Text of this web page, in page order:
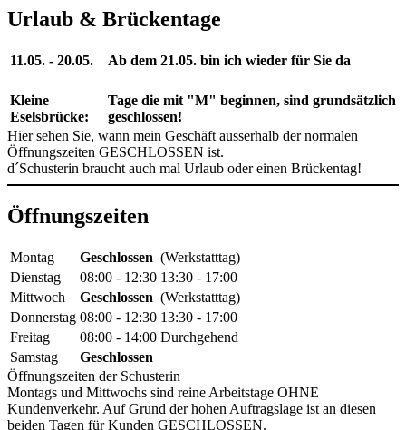
Urlaub & Brückentage
11.05. - 20.05. Ab dem 21.05. bin ich wieder für Sie da
Kleine
Eselsbrücke:
Tage die mit "M" beginnen, sind grundsätzlich
geschlossen!
Hier sehen Sie, wann mein Geschäft ausserhalb der normalen
Öffnungszeiten GESCHLOSSEN ist.
d´Schusterin braucht auch mal Urlaub oder einen Brückentag!
Öffnungszeiten
Montag Geschlossen (Werkstatttag)
Dienstag
08:00 - 12:30 13:30 - 17:00
Mittwoch
Geschlossen (Werkstatttag)
Donnerstag 08:00 - 12:30 13:30 - 17:00
Freitag
08:00 - 14:00 Durchgehend
Samstag
Geschlossen
Öffnungszeiten der Schusterin
Montags und Mittwochs sind reine Arbeitstage OHNE
Kundenverkehr. Auf Grund der hohen Auftragslage ist an diesen
beiden Tagen für Kunden GESCHLOSSEN.